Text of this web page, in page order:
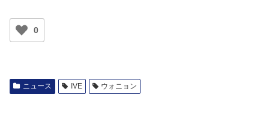
0
ニュース IVE ウォニョン